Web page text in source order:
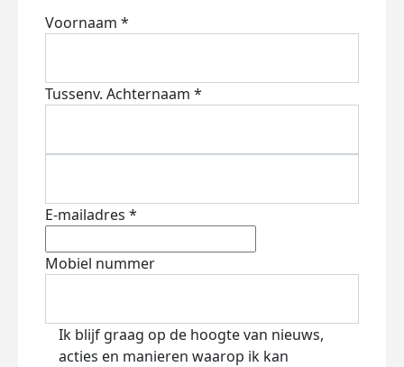
Voornaam *
Tussenv. Achternaam *
E-mailadres *
Mobiel nummer
Ik blijf graag op de hoogte van nieuws,
acties en manieren waarop ik kan